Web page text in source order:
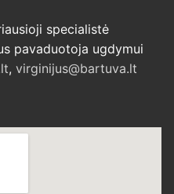
specialistė
pavaduotoja ugdymui
, virginijus@bartuva.lt